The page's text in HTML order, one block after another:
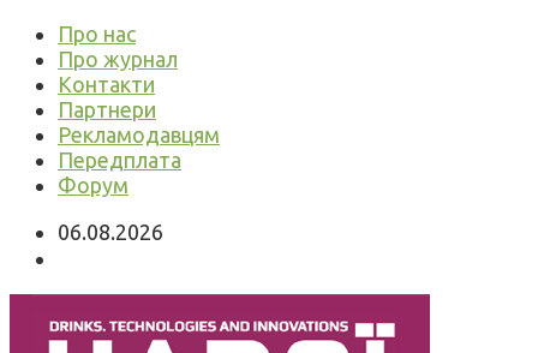
Про нас
Про журнал
Контакти
Партнери
Рекламодавцям
Передплата
Форум
06.08.2026